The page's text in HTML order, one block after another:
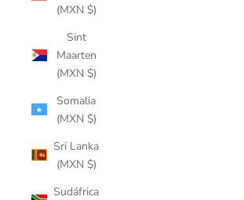
(MXN $)
Sint
Maarten
(MXN $)
Somalia
(MXN $)
Sri Lanka
(MXN $)
Sudáfrica